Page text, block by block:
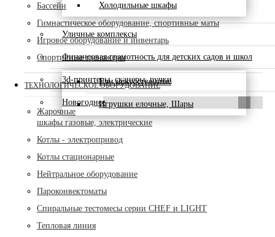
Холодильные шкафы
Уличные комплексы
Финансовая грамотность для детских садов и школ
3d-принтеры, сканеры, ручки
Новогоднее
Ели искусственные
Игрушки елочные, Шары
Бассейн
Гимнастическое оборудование, спортивные маты
Игровое оборудование и инвентарь
Спортивные тренажеры
ТЕХНОЛОГИЧЕСКОЕ ОБОРУДОВАНИЕ
Жарочные
шкафы газовые, электрические
Котлы - электропривод
Котлы стационарные
Нейтральное оборудование
Пароконвектоматы
Спиральные тестомесы серии CHEF и LIGHT
Тепловая линия